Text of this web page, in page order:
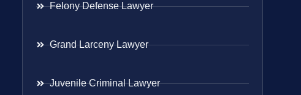
Felony Defense Lawyer
Grand Larceny Lawyer
Juvenile Criminal Lawyer